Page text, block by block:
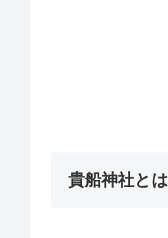
貴船神社とは